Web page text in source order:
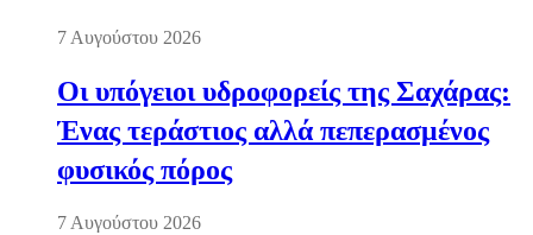
7 Αυγούστου 2026
Οι υπόγειοι υδροφορείς της Σαχάρας:
Ένας τεράστιος αλλά πεπερασμένος
φυσικός πόρος
7 Αυγούστου 2026